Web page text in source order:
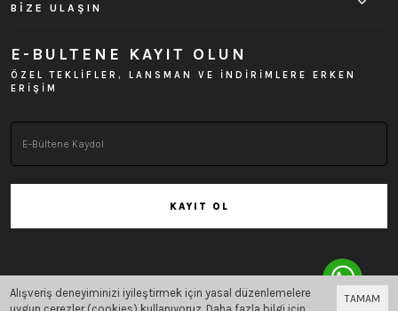
BİZE ULAŞIN
E-BULTENE KAYIT OLUN
ÖZEL TEKLİFLER, LANSMAN VE İNDİRİMLERE ERKEN
ERİŞİM
KAYIT OL
Bu site Vikaon E-Ticaret sistemleriile hazırlanmıştır.
TAMAM
Alışveriş deneyiminizi iyileştirmek için yasal düzenlemelere